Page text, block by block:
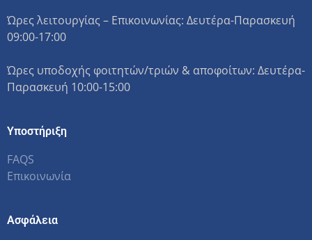
Ώρες λειτουργίας – Επικοινωνίας: Δευτέρα-Παρασκευή
09:00-17:00
Ώρες υποδοχής φοιτητών/τριών & αποφοίτων: Δευτέρα-
Παρασκευή 10:00-15:00
Υποστήριξη
FAQS
Επικοινωνία
Ασφάλεια